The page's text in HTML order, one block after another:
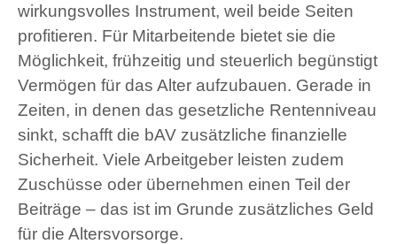
wirkungsvolles Instrument, weil beide Seiten
profitieren. Für Mitarbeitende bietet sie die
Möglichkeit, frühzeitig und steuerlich begünstigt
Vermögen für das Alter aufzubauen. Gerade in
Zeiten, in denen das gesetzliche Rentenniveau
sinkt, schafft die bAV zusätzliche finanzielle
Sicherheit. Viele Arbeitgeber leisten zudem
Zuschüsse oder übernehmen einen Teil der
Beiträge – das ist im Grunde zusätzliches Geld
für die Altersvorsorge.